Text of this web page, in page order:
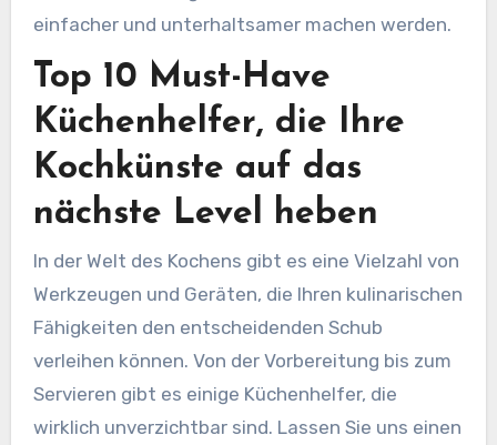
einfacher und unterhaltsamer machen werden.
Top 10 Must-Have
Küchenhelfer, die Ihre
Kochkünste auf das
nächste Level heben
In der Welt des Kochens gibt es eine Vielzahl von
Werkzeugen und Geräten, die Ihren kulinarischen
Fähigkeiten den entscheidenden Schub
verleihen können. Von der Vorbereitung bis zum
Servieren gibt es einige Küchenhelfer, die
wirklich unverzichtbar sind. Lassen Sie uns einen